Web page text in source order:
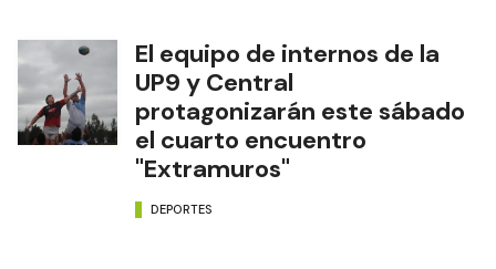
El equipo de internos de la
UP9 y Central
protagonizarán este sábado
el cuarto encuentro
"Extramuros"
DEPORTES